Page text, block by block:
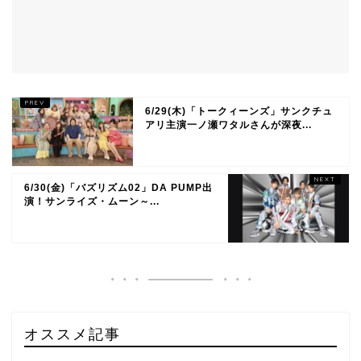
6/29(木)「トークィーンズ」サンクチュ
アリ主演一ノ瀬ワタルさんが深夜...
6/30(金)「バズリズム02」DA PUMP出
演！サンライズ・ムーン～...
オススメ記事